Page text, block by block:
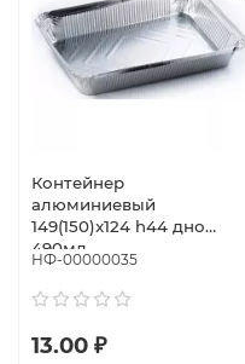
Контейнер
алюминиевый
149(150)x124 h44 дно
490мл
НФ-00000035
13.00 ₽